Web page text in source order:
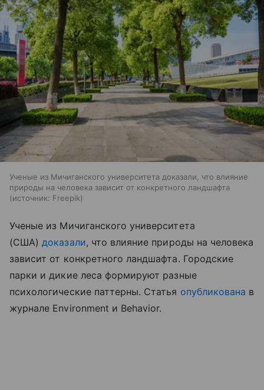
Ученые из Мичиганского университета доказали, что влияние
природы на человека зависит от конкретного ландшафта
источник: Freepik
Ученые из Мичиганского университета
(США)доказали, что влияние природы на человека
зависит от конкретного ландшафта. Городские
парки и дикие леса формируют разные
психологические паттерны. Статья опубликована в
журнале Environment и Behavior.